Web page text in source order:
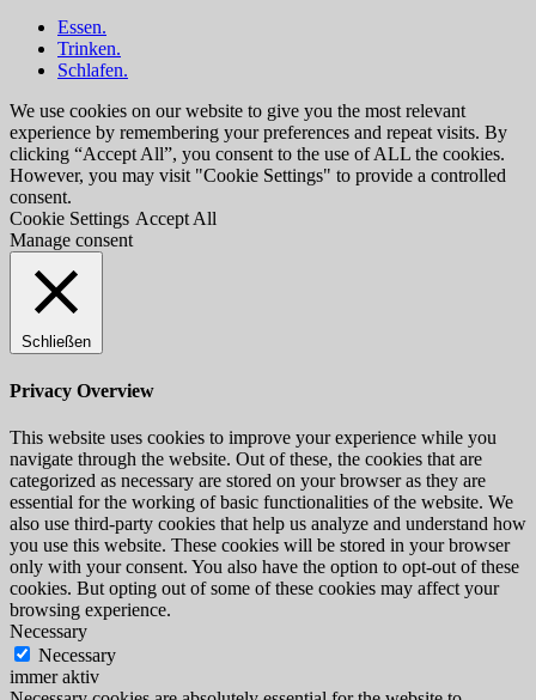
Essen.
Trinken.
Schlafen.
We use cookies on our website to give you the most relevant
experience by remembering your preferences and repeat visits. By
clicking “Accept All”, you consent to the use of ALL the cookies.
However, you may visit "Cookie Settings" to provide a controlled
consent.
Cookie Settings Accept All
Manage consent
Schließen
Privacy Overview
This website uses cookies to improve your experience while you
navigate through the website. Out of these, the cookies that are
categorized as necessary are stored on your browser as they are
essential for the working of basic functionalities of the website. We
also use third-party cookies that help us analyze and understand how
you use this website. These cookies will be stored in your browser
only with your consent. You also have the option to opt-out of these
cookies. But opting out of some of these cookies may affect your
browsing experience.
Necessary
Necessary
immer aktiv